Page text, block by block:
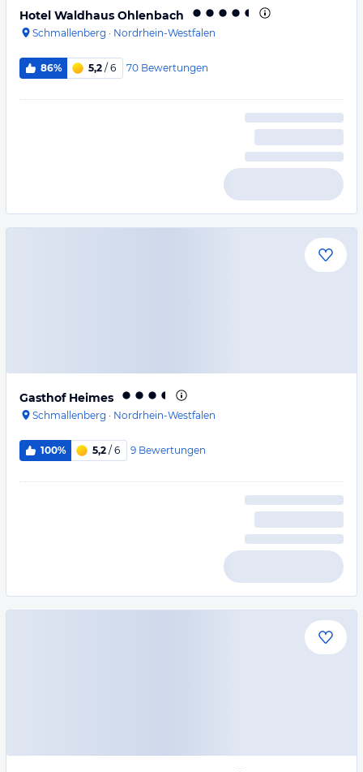
Hotel Waldhaus Ohlenbach
Schmallenberg · Nordrhein-Westfalen
86% 5,2 / 6 70 Bewertungen
Gasthof Heimes
Schmallenberg · Nordrhein-Westfalen
100% 5,2 / 6 9 Bewertungen